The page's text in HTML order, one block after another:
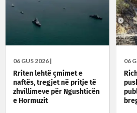
06 GUS 2026 |
Rriten lehtë çmimet e
naftës, tregjet në pritje të
zhvillimeve për Ngushticën
e Hormuzit
06